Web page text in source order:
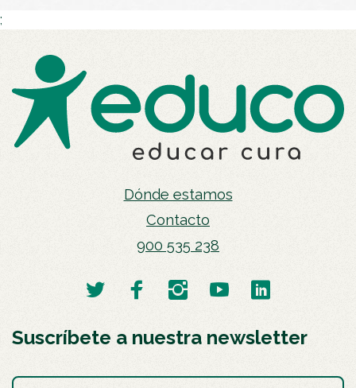
;
Dónde estamos
Contacto
900 535 238
Suscríbete a nuestra newsletter